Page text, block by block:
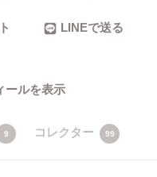
LINEで送る
ールを表示
9 コレクター 99